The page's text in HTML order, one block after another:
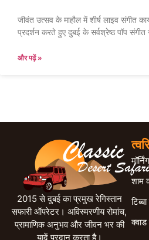
जीवंत उत्सव के माहौल में शीर्ष लाइव संगीत
प्रदर्शन करते हुए दुबई के सर्वश्रेष्ठ पॉप
और पढ़ें »
2015 से दुबई का प्रमुख रेगिस्तान
सफारी ऑपरेटर। अविस्मरणीय रोमांच,
प्रामाणिक अनुभव और जीवन भर की
यादें प्रदान करता है।
शाम
क्वाड